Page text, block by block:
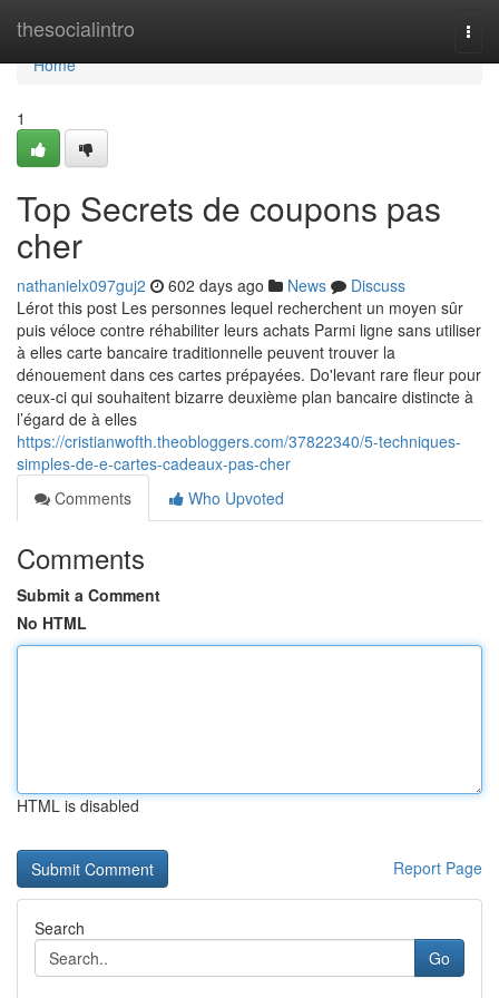
thesocialintro
Home
Home
1
Top Secrets de coupons pas
cher
nathanielx097guj2 602 days ago News
Discuss
Lérot this post Les personnes lequel recherchent un moyen sûr
puis véloce contre réhabiliter leurs achats Parmi ligne sans utiliser
à elles carte bancaire traditionnelle peuvent trouver la
dénouement dans ces cartes prépayées. Do'levant rare fleur pour
ceux-ci qui souhaitent bizarre deuxième plan bancaire distincte à
l’égard de à elles
https://cristianwofth.theobloggers.com/37822340/5-techniques-
simples-de-e-cartes-cadeaux-pas-cher
Comments
Who Upvoted
Comments
Submit a Comment
No HTML
HTML is disabled
Report Page
Search
Go